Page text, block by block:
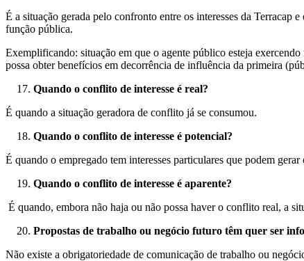
É a situação gerada pelo confronto entre os interesses da Terracap
função pública.
Exemplificando: situação em que o agente público esteja
possa obter benefícios em decorrência de influência da primeira
Quando o conflito de interesse é real?
É quando a situação geradora de conflito já se consumou.
Quando o conflito de interesse é potencial?
É quando o empregado tem interesses particulares que podem
Quando o conflito de interesse é aparente?
É quando, embora não haja ou não possa haver o conflito real, a
Propostas de trabalho ou negócio futuro têm quer ser
Não existe a obrigatoriedade de comunicação de trabalho ou